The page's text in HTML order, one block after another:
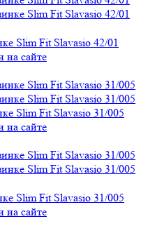
Slim Fit Slavasio 42/01
на сайте
Slim Fit Slavasio 31/005
на сайте
Slim Fit Slavasio 31/005
на сайте